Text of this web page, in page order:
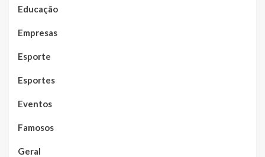
Educação
Empresas
Esporte
Esportes
Eventos
Famosos
Geral